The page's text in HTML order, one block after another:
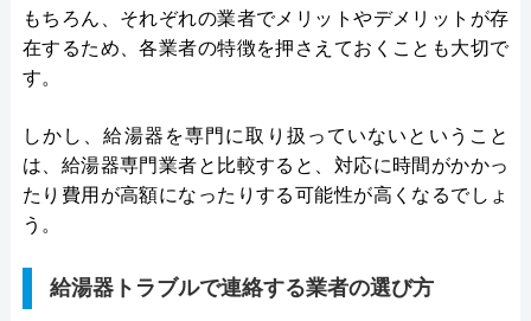
もちろん、それぞれの業者でメリットやデメリットが存
在するため、各業者の特徴を押さえておくことも大切で
す。
しかし、給湯器を専門に取り扱っていないということ
は、給湯器専門業者と比較すると、対応に時間がかかっ
たり費用が高額になったりする可能性が高くなるでしょ
う。
給湯器トラブルで連絡する業者の選び方